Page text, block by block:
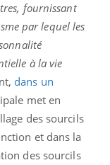
fournissant
par lequel les
à la vie
dans un
met en
des sourcils
et dans la
des sourcils